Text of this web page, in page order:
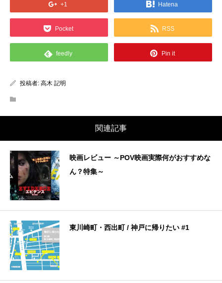
+1 Hatena
Pocket RSS
feedly Pin it
投稿者: 高木 記明
関連記事
映画レビュー ～POV映画実際何がおすすめな
ん？特集～
東川崎町・西出町 / 神戸に帰りたい #1